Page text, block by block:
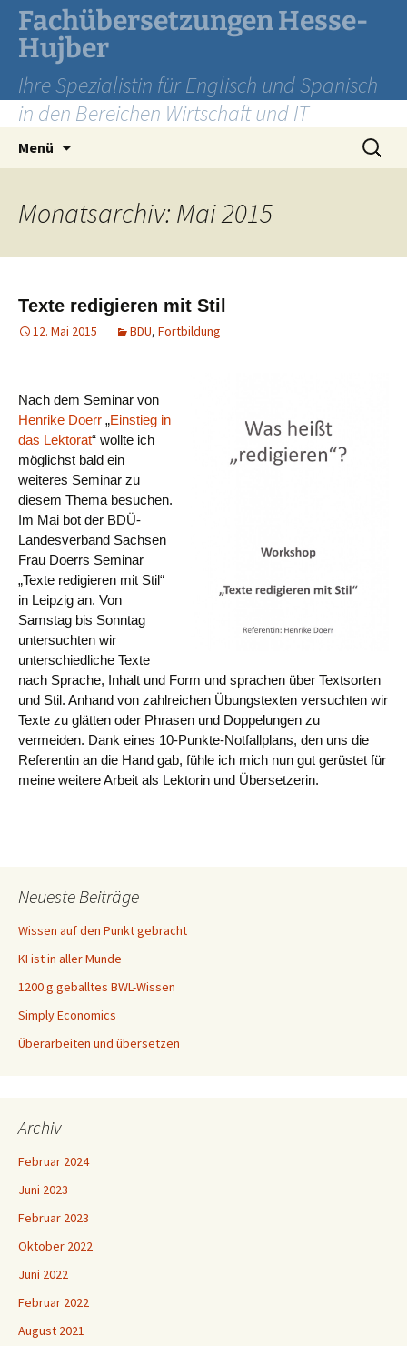
Zum
Inhalt
springen
Fachübersetzungen Hesse-
Hujber
Ihre Spezialistin für Englisch und Spanisch
in den Bereichen Wirtschaft und IT
Menü
Suchen
nach:
Monatsarchiv: Mai 2015
Texte redigieren mit Stil
12. Mai 2015 BDÜ, Fortbildung
Nach dem Seminar von
Henrike Doerr „Einstieg in
das Lektorat“ wollte ich
möglichst bald ein
weiteres Seminar zu
diesem Thema besuchen.
Im Mai bot der BDÜ-
Landesverband Sachsen
Frau Doerrs Seminar
„Texte redigieren mit Stil“
in Leipzig an. Von
Samstag bis Sonntag
untersuchten wir
unterschiedliche Texte
nach Sprache, Inhalt und Form und sprachen über Textsorten
und Stil. Anhand von zahlreichen Übungstexten versuchten wir
Texte zu glätten oder Phrasen und Doppelungen zu
vermeiden. Dank eines 10-Punkte-Notfallplans, den uns die
Referentin an die Hand gab, fühle ich mich nun gut gerüstet für
meine weitere Arbeit als Lektorin und Übersetzerin.
Neueste Beiträge
Wissen auf den Punkt gebracht
KI ist in aller Munde
1200 g geballtes BWL-Wissen
Simply Economics
Überarbeiten und übersetzen
Archiv
Februar 2024
Juni 2023
Februar 2023
Oktober 2022
Juni 2022
Februar 2022
August 2021